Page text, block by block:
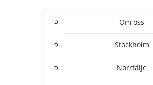
Om oss
Stockholm
Norrtälje